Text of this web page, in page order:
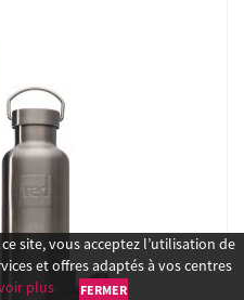
site, vous acceptez l’utilisation de
et offres adaptés à vos centres
plus FERMER